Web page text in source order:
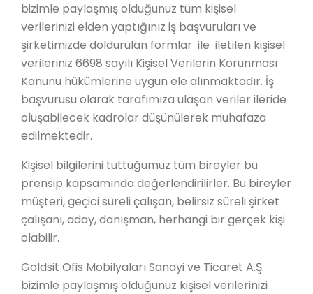
bizimle paylaşmış olduğunuz tüm kişisel
verilerinizi elden yaptığınız iş başvuruları ve
şirketimizde doldurulan formlar ile iletilen kişisel
verileriniz 6698 sayılı Kişisel Verilerin Korunması
Kanunu hükümlerine uygun ele alınmaktadır. İş
başvurusu olarak tarafımıza ulaşan veriler ileride
oluşabilecek kadrolar düşünülerek muhafaza
edilmektedir.
Kişisel bilgilerini tuttuğumuz tüm bireyler bu
prensip kapsamında değerlendirilirler. Bu bireyler
müşteri, geçici süreli çalışan, belirsiz süreli şirket
çalışanı, aday, danışman, herhangi bir gerçek kişi
olabilir.
Goldsit Ofis Mobilyaları Sanayi ve Ticaret A.Ş.
bizimle paylaşmış olduğunuz kişisel verilerinizi